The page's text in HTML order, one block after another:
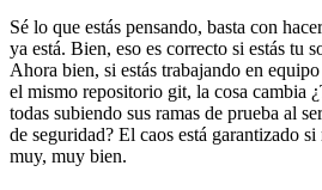
Sé lo que estás pensando, basta con
ya está. Bien, eso es correcto si estás tu
Ahora bien, si estás trabajando en
el mismo repositorio git, la cosa cambia
todas subiendo sus ramas de prueba al
de seguridad? El caos está garantizado
muy, muy bien.